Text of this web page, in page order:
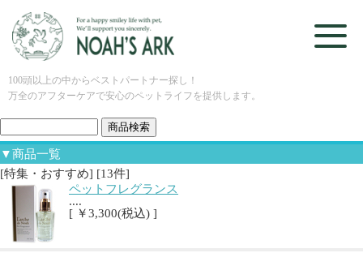
100頭以上の中からベストパートナー探し！
万全のアフターケアで安心のペットライフを提供します。
▼商品一覧
[特集・おすすめ] [13件]
ペットフレグランス
....
[ ￥3,300(税込) ]